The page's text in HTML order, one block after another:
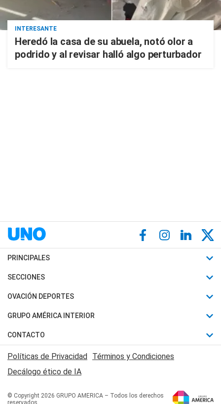
INTERESANTE
Heredó la casa de su abuela, notó olor a
podrido y al revisar halló algo perturbador
PRINCIPALES
Últimas Noticias
Política
Judiciales
Economia
SECCIONES
Horóscopo
Motores
Trucos caseros
Series y Películas
Edictos y Solicitadas
OVACIÓN DEPORTES
Fútbol
Mundial
Automovilismo
Rugby
Básquet
GRUPO AMÉRICA INTERIOR
Canal 7 en Vivo
San Juan 8
CONTACTO
Acerca de Nosotros
Contactanos
Políticas de Privacidad
Términos y Condiciones
Decálogo ético de IA
© Copyright 2026 GRUPO AMERICA – Todos los derechos
reservados